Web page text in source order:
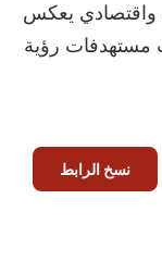
واقتصادي يعكس
مستهدفات رؤية
نسخ الرابط